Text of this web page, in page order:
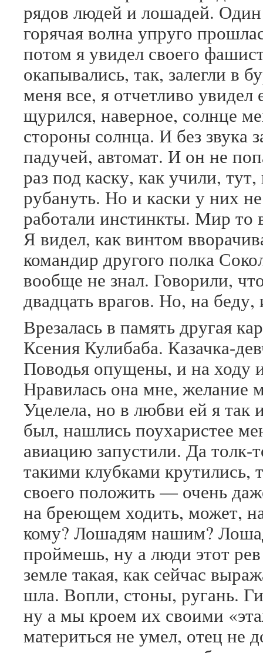
рядов людей и лошадей.
горячая волна упруго
потом я увидел своего
окапывались, так, залегли в
меня все, я отчетливо увидел
щурился, наверное, солнце
стороны солнца. И без звука
падучей, автомат. И он не
раз под каску, как учили,
рубануть. Но и каски у них
работали инстинкты. Мир то
Я видел, как винтом
командир другого полка
вообще не знал. Говорили,
двадцать врагов. Но, на
Врезалась в память другая
Ксения Кулибаба. Казачка-
Поводья опущены, и на ходу
Нравилась она мне, желание
Уцелела, но в любви ей я так
был, нашлись поухаристее
авиацию запустили. Да
такими клубками крутились,
своего положить — очень
на бреющем ходить, может,
кому? Лошадям нашим?
проймешь, ну а люди этот
земле такая, как сейчас
шла. Вопли, стоны, ругань.
ну а мы кроем их своими
материться не умел, отец не